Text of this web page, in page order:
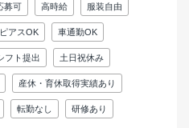
募可 高時給 服装自由
ピアスOK 車通勤OK
フト提出 土日祝休み
産休・育休取得実績あり
転勤なし 研修あり